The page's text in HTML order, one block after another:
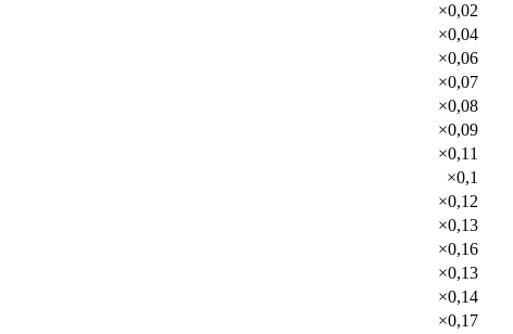
×0,02
×0,04
×0,06
×0,07
×0,08
×0,09
×0,11
×0,1
×0,12
×0,13
×0,16
×0,13
×0,14
×0,17